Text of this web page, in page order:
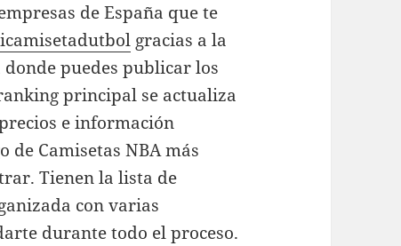
de España que te
gracias a la
puedes publicar los
principal se actualiza
e información
de Camisetas NBA más
Tienen la lista de
con varias
durante todo el proceso.